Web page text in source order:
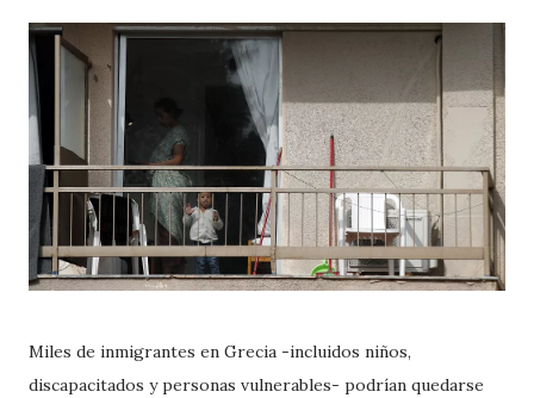
Miles de inmigrantes en Grecia -incluidos niños,
discapacitados y personas vulnerables- podrían quedarse